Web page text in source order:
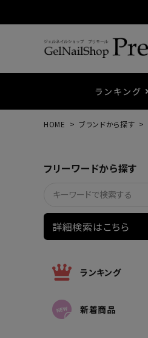
ランキング
ウェービージェル
ネイルマシン
HOME ブランドから探す
フリーワードから探す
詳細検索はこちら
ランキング
新着商品